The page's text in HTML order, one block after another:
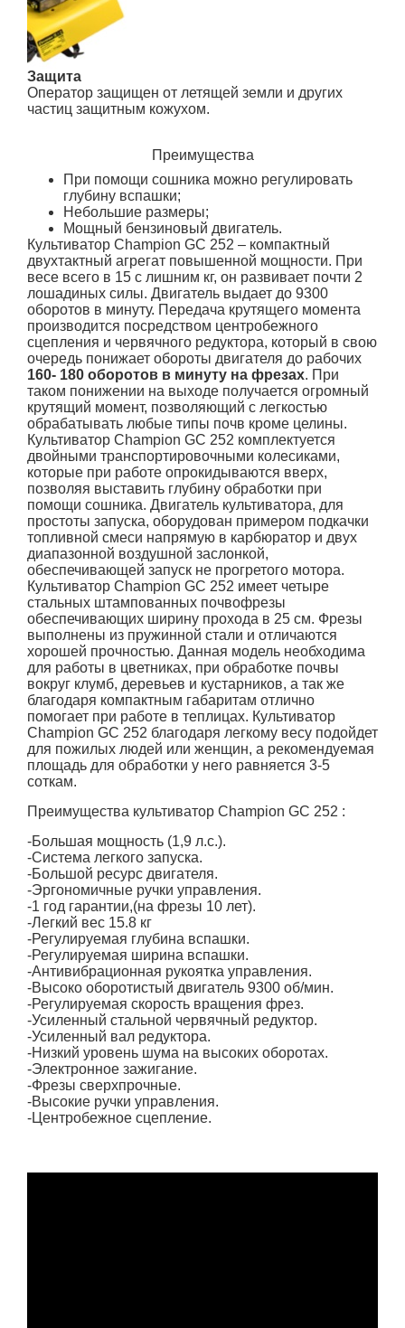
Защита
Оператор защищен от летящей земли и других
частиц защитным кожухом.
Преимущества
При помощи сошника можно регулировать
глубину вспашки;
Небольшие размеры;
Мощный бензиновый двигатель.
Культиватор Champion GC 252 – компактный
двухтактный агрегат повышенной мощности. При
весе всего в 15 с лишним кг, он развивает почти 2
лошадиных силы. Двигатель выдает до 9300
оборотов в минуту. Передача крутящего момента
производится посредством центробежного
сцепления и червячного редуктора, который в свою
очередь понижает обороты двигателя до рабочих
160- 180 оборотов в минуту на фрезах. При
таком понижении на выходе получается огромный
крутящий момент, позволяющий с легкостью
обрабатывать любые типы почв кроме целины.
Культиватор Champion GC 252 комплектуется
двойными транспортировочными колесиками,
которые при работе опрокидываются вверх,
позволяя выставить глубину обработки при
помощи сошника. Двигатель культиватора, для
простоты запуска, оборудован примером подкачки
топливной смеси напрямую в карбюратор и двух
диапазонной воздушной заслонкой,
обеспечивающей запуск не прогретого мотора.
Культиватор Champion GC 252 имеет четыре
стальных штампованных почвофрезы
обеспечивающих ширину прохода в 25 см. Фрезы
выполнены из пружинной стали и отличаются
хорошей прочностью. Данная модель необходима
для работы в цветниках, при обработке почвы
вокруг клумб, деревьев и кустарников, а так же
благодаря компактным габаритам отлично
помогает при работе в теплицах. Культиватор
Champion GC 252 благодаря легкому весу подойдет
для пожилых людей или женщин, а рекомендуемая
площадь для обработки у него равняется 3-5
соткам.
Преимущества культиватор Champion GC 252 :
-Большая мощность (1,9 л.с.).
-Система легкого запуска.
-Большой ресурс двигателя.
-Эргономичные ручки управления.
-1 год гарантии,(на фрезы 10 лет).
-Легкий вес 15.8 кг
-Регулируемая глубина вспашки.
-Регулируемая ширина вспашки.
-Антивибрационная рукоятка управления.
-Высоко оборотистый двигатель 9300 об/мин.
-Регулируемая скорость вращения фрез.
-Усиленный стальной червячный редуктор.
-Усиленный вал редуктора.
-Низкий уровень шума на высоких оборотах.
-Электронное зажигание.
-Фрезы сверхпрочные.
-Высокие ручки управления.
-Центробежное сцепление.